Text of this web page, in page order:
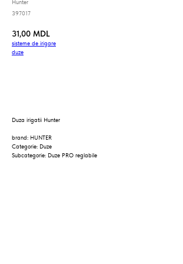
Hunter
397017
31,00 MDL
sisteme_de_irigare
duze
Duza irigatii Hunter
brand: HUNTER
Categorie: Duze
Subcategorie: Duze PRO reglabile